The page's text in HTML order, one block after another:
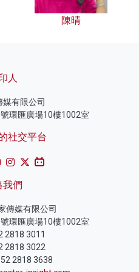
陳晴
人
有限公司
環匯廣場10樓1002室
社交平台
我們
傳媒有限公司
環匯廣場10樓1002室
2818 3011
2818 3022
2818 3638